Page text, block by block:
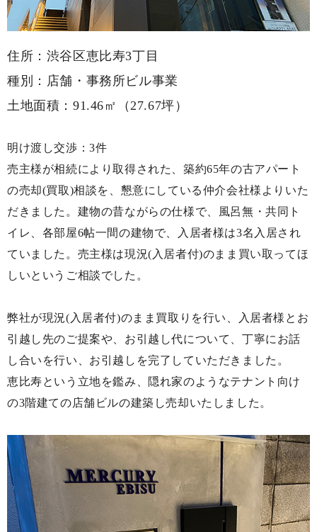
住所： 渋谷区恵比寿3丁目
種別： 店舗・事務所ビル事業
土地面積： 91.46㎡（27.67坪）
明け渡し交渉：3件
売主様が相続により取得された、築約65年の古アパート
の売却(買取)相談を、懇意にしている仲介会社様よりいた
だきました。建物の昔ながらの仕様で、風呂無・共同ト
イレ、各部屋6帖一間の建物で、入居者様は3名入居され
ていました。売主様は現況(入居者付)のまま買い取ってほ
しいというご相談でした。
弊社が現況(入居者付)のまま買取りを行い、入居者様とお
引越し先のご提案や、お引越し代について、丁寧にお話
し合いを行い、お引越しを完了していただきました。
恵比寿という立地を鑑み、隠れ家のようなテナント向け
の3階建ての店舗ビルの建築し売却いたしました。